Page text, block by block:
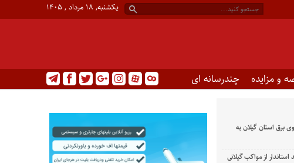
یکشنبه, ۱۸ مرداد , ۱۴۰۵
و مزایده چندرسانه ای
برق استان گیلان به
از مواکب گیلانی